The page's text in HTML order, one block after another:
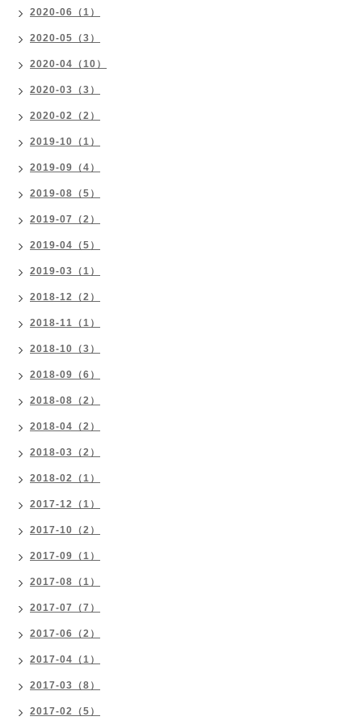
2020-06（1）
2020-05（3）
2020-04（10）
2020-03（3）
2020-02（2）
2019-10（1）
2019-09（4）
2019-08（5）
2019-07（2）
2019-04（5）
2019-03（1）
2018-12（2）
2018-11（1）
2018-10（3）
2018-09（6）
2018-08（2）
2018-04（2）
2018-03（2）
2018-02（1）
2017-12（1）
2017-10（2）
2017-09（1）
2017-08（1）
2017-07（7）
2017-06（2）
2017-04（1）
2017-03（8）
2017-02（5）